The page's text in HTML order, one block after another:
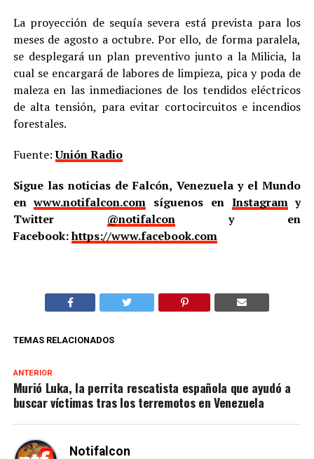
La proyección de sequía severa está prevista para los
meses de agosto a octubre. Por ello, de forma paralela,
se desplegará un plan preventivo junto a la Milicia, la
cual se encargará de labores de limpieza, pica y poda de
maleza en las inmediaciones de los tendidos eléctricos
de alta tensión, para evitar cortocircuitos e incendios
forestales.
Fuente:Unión Radio
Sigue las noticias de Falcón, Venezuela y el Mundo
enwww.notifalcon.com síguenos en Instagramy
Twitter @notifalcony en
Facebook:https://www.facebook.com
TEMAS RELACIONADOS
ANTERIOR
Murió Luka, la perrita rescatista española que ayudó a
buscar víctimas tras los terremotos en Venezuela
Notifalcon